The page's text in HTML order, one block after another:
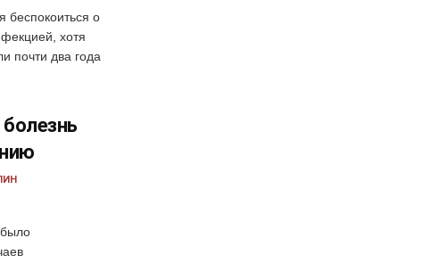
беспокоиться о
хотя
почти два года